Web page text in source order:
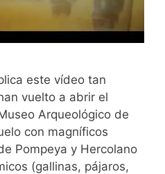
este vídeo tan
vuelto a abrir el
Arqueológico de
con magníficos
Pompeya y Hercolano
(gallinas, pájaros,